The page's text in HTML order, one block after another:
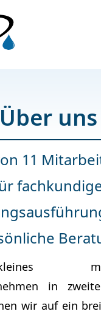
Über uns
11
in
wir auf ein